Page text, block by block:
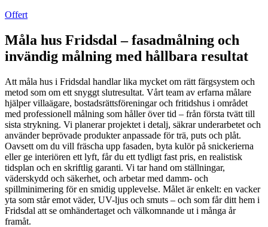
Offert
Måla hus Fridsdal – fasadmålning och
invändig målning med hållbara resultat
Att måla hus i Fridsdal handlar lika mycket om rätt färgsystem och
metod som om ett snyggt slutresultat. Vårt team av erfarna målare
hjälper villaägare, bostadsrättsföreningar och fritidshus i området
med professionell målning som håller över tid – från första tvätt till
sista strykning. Vi planerar projektet i detalj, säkrar underarbetet och
använder beprövade produkter anpassade för trä, puts och plåt.
Oavsett om du vill fräscha upp fasaden, byta kulör på snickerierna
eller ge interiören ett lyft, får du ett tydligt fast pris, en realistisk
tidsplan och en skriftlig garanti. Vi tar hand om ställningar,
väderskydd och säkerhet, och arbetar med damm- och
spillminimering för en smidig upplevelse. Målet är enkelt: en vacker
yta som står emot väder, UV-ljus och smuts – och som får ditt hem i
Fridsdal att se omhändertaget och välkomnande ut i många år
framåt.